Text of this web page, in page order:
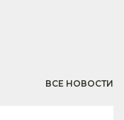
ВСЕ НОВОСТИ